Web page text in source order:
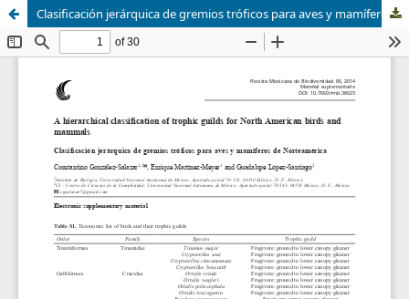
Clasificación jerárquica de gremios tróficos para aves y mamíferos de Norteamérica